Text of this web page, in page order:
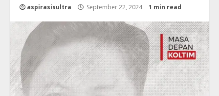
aspirasisultra September 22, 2024 1 min read